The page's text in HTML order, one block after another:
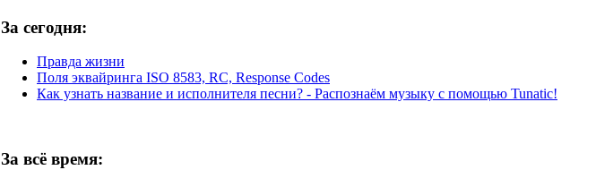
За сегодня:
Правда жизни
Поля эквайринга ISO 8583, RC, Response Codes
Как узнать название и исполнителя песни? - Распознаём музыку с помощью Tunatic!
За всё время: